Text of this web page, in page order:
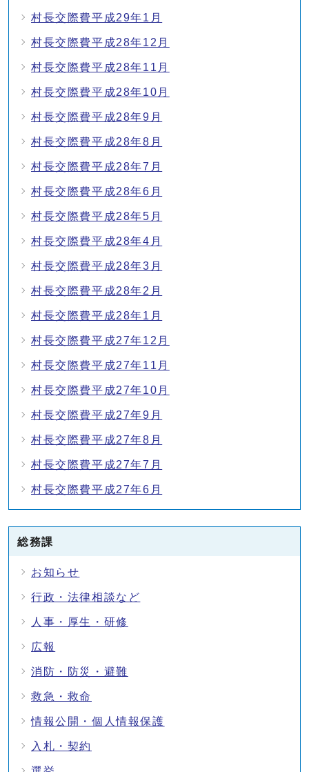
村長交際費平成29年1月
村長交際費平成28年12月
村長交際費平成28年11月
村長交際費平成28年10月
村長交際費平成28年9月
村長交際費平成28年8月
村長交際費平成28年7月
村長交際費平成28年6月
村長交際費平成28年5月
村長交際費平成28年4月
村長交際費平成28年3月
村長交際費平成28年2月
村長交際費平成28年1月
村長交際費平成27年12月
村長交際費平成27年11月
村長交際費平成27年10月
村長交際費平成27年9月
村長交際費平成27年8月
村長交際費平成27年7月
村長交際費平成27年6月
総務課
お知らせ
行政・法律相談など
人事・厚生・研修
広報
消防・防災・避難
救急・救命
情報公開・個人情報保護
入札・契約